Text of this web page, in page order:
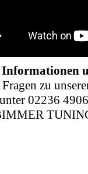
Informationen
zu
02236